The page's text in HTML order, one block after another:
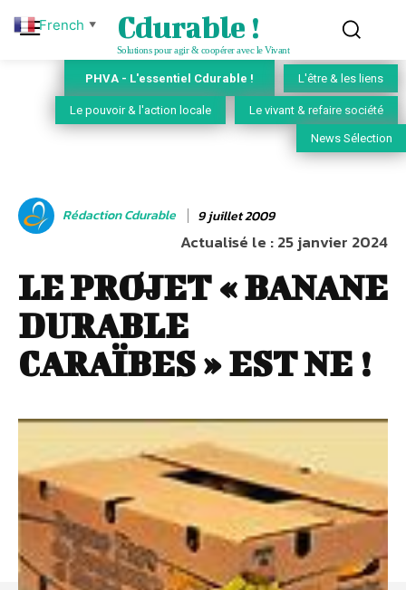
Cdurable !
Solutions pour agir & coopérer avec le Vivant
PHVA - L'essentiel Cdurable ! L'être & les liens
Le pouvoir & l'action locale Le vivant & refaire société
News Sélection
Rédaction Cdurable 9 juillet 2009
Actualisé le :25 janvier 2024
LE PROJET « BANANE
DURABLE
CARAÏBES » EST NE !
French ▼